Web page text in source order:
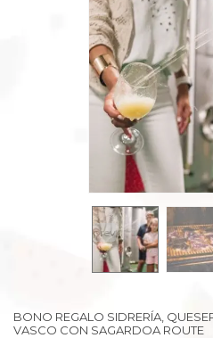
prev
BONO REGALO SIDRERÍA,
VASCO CON SAGARDOA ROUTE